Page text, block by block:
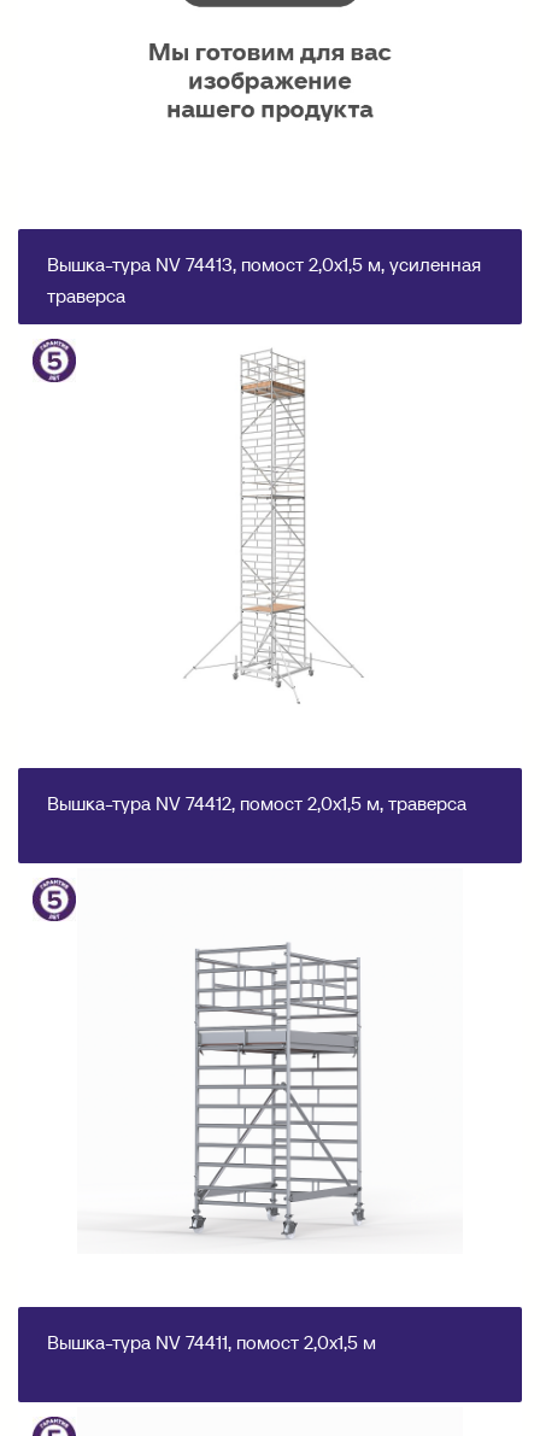
Вышка-тура NV 74413, помост 2,0х1,5 м, усиленная
траверса
Вышка-тура NV 74412, помост 2,0х1,5 м, траверса
Вышка-тура NV 74411, помост 2,0х1,5 м